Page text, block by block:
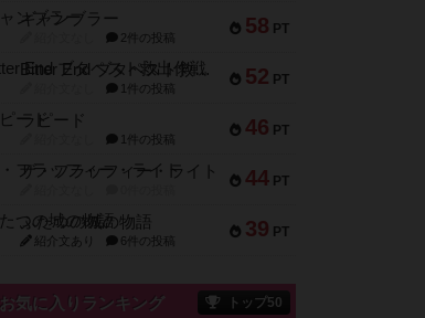
58 PT
ギャンブラー
2件の投稿
52 PT
Bitter End ブタペスト救出作戦
1件の投稿
46 PT
ラピード
1件の投稿
44 PT
ザ・フラッフィー・ライト
39 PT
ふたつの城の物語
紹介文あり 6件の投稿
お気に入りランキング トップ50